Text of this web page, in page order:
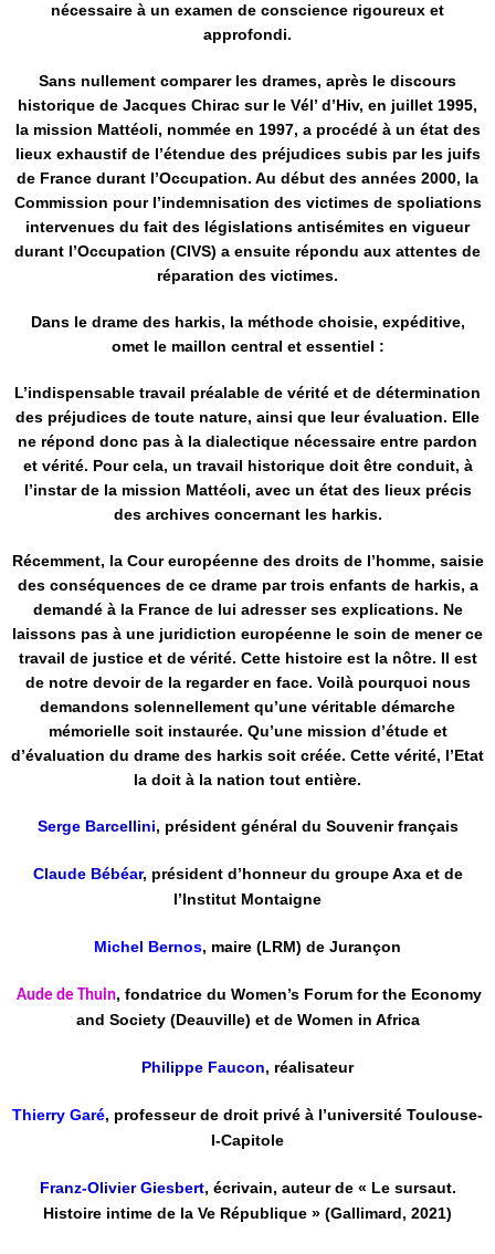
nécessaire à un examen de conscience rigoureux et
approfondi.
Sans nullement comparer les drames, après le discours
historique de Jacques Chirac sur le Vél’ d’Hiv, en juillet 1995,
la mission Mattéoli, nommée en 1997, a procédé à un état des
lieux exhaustif de l’étendue des préjudices subis par les juifs
de France durant l’Occupation. Au début des années 2000, la
Commission pour l’indemnisation des victimes de spoliations
intervenues du fait des législations antisémites en vigueur
durant l’Occupation (CIVS) a ensuite répondu aux attentes de
réparation des victimes.
Dans le drame des harkis, la méthode choisie, expéditive,
omet le maillon central et essentiel :
L’indispensable travail préalable de vérité et de détermination
des préjudices de toute nature, ainsi que leur évaluation. Elle
ne répond donc pas à la dialectique nécessaire entre pardon
et vérité. Pour cela, un travail historique doit être conduit, à
l’instar de la mission Mattéoli, avec un état des lieux précis
des archives concernant les harkis.
Récemment, la Cour européenne des droits de l’homme, saisie
des conséquences de ce drame par trois enfants de harkis, a
demandé à la France de lui adresser ses explications. Ne
laissons pas à une juridiction européenne le soin de mener ce
travail de justice et de vérité. Cette histoire est la nôtre. Il est
de notre devoir de la regarder en face. Voilà pourquoi nous
demandons solennellement qu’une véritable démarche
mémorielle soit instaurée. Qu’une mission d’étude et
d’évaluation du drame des harkis soit créée. Cette vérité, l’Etat
la doit à la nation tout entière.
Serge Barcellini, président général du Souvenir français
Claude Bébéar, président d’honneur du groupe Axa et de
l’Institut Montaigne
Michel Bernos, maire (LRM) de Jurançon
Aude de Thuin, fondatrice du Women’s Forum for the Economy
and Society (Deauville) et de Women in Africa
Philippe Faucon, réalisateur
Thierry Garé, professeur de droit privé à l’université Toulouse-
I-Capitole
Franz-Olivier Giesbert, écrivain, auteur de « Le sursaut.
Histoire intime de la Ve République » (Gallimard, 2021)